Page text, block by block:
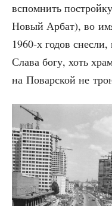
вспом­нить
Новый Арбат), во
1960‑х годов
Сла­ва богу, хоть
на Повар­ской не